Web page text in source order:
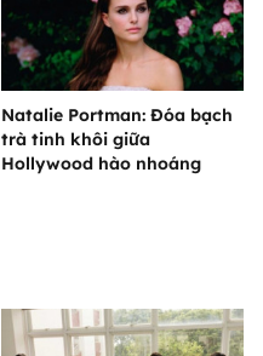
Natalie Portman: Đóa bạch
trà tinh khôi giữa
Hollywood hào nhoáng